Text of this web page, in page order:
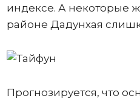
индексе. А некоторые
районе Дадунхая
Прогнозируется, что